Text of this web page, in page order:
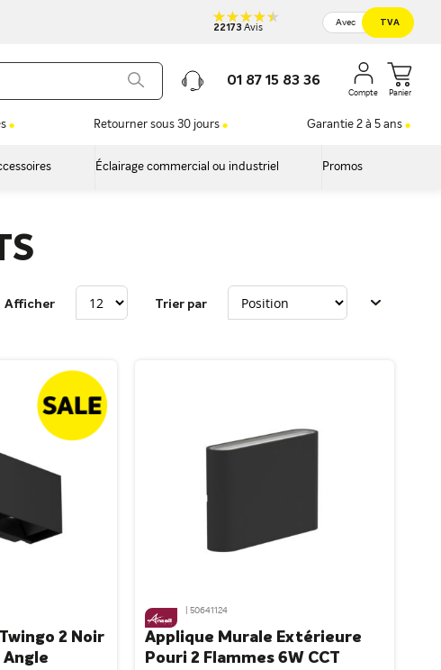
22173 Avis
Avec TVA
01 87 15 83 36
Panier
Retourner sous 30 jours Garantie 2 à 5 ans
Éclairage commercial ou industriel Promos
Afficher Trier par
2 Noir
Angle
| 50641124
Applique Murale Extérieure
Pouri 2 Flammes 6W CCT